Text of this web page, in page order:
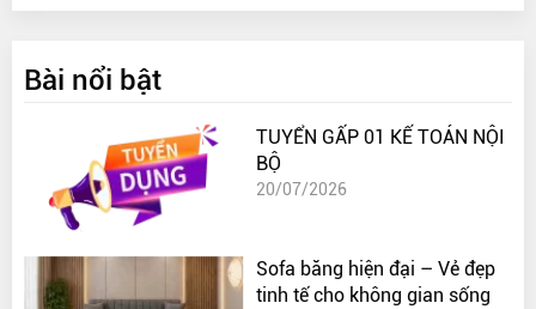
Bài nổi bật
TUYỂN GẤP 01 KẾ TOÁN NỘI
BỘ
20/07/2026
Sofa băng hiện đại – Vẻ đẹp
tinh tế cho không gian sống